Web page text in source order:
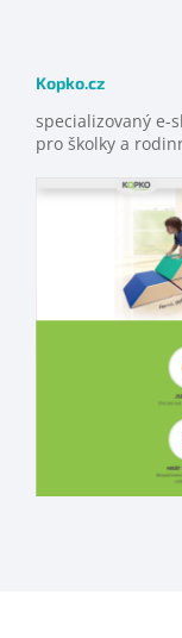
Kopko.cz
specializovaný e-
pro školky a